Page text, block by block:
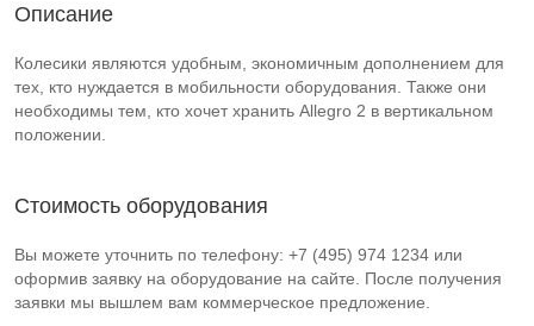
Описание
Колесики являются удобным, экономичным дополнением для
тех, кто нуждается в мобильности оборудования. Также они
необходимы тем, кто хочет хранить Allegro 2 в вертикальном
положении.
Стоимость оборудования
Вы можете уточнить по телефону: +7 (495) 974 1234 или
оформив заявку на оборудование на сайте. После получения
заявки мы вышлем вам коммерческое предложение.